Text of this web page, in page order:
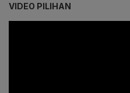
VIDEO PILIHAN